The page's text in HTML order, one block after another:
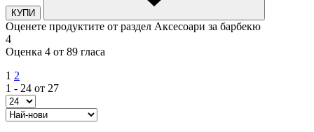
КУПИ
Оценете продуктите от раздел Аксесоари за барбекю
4
Оценка 4 от 89 гласа
1 2
1 - 24 от 27